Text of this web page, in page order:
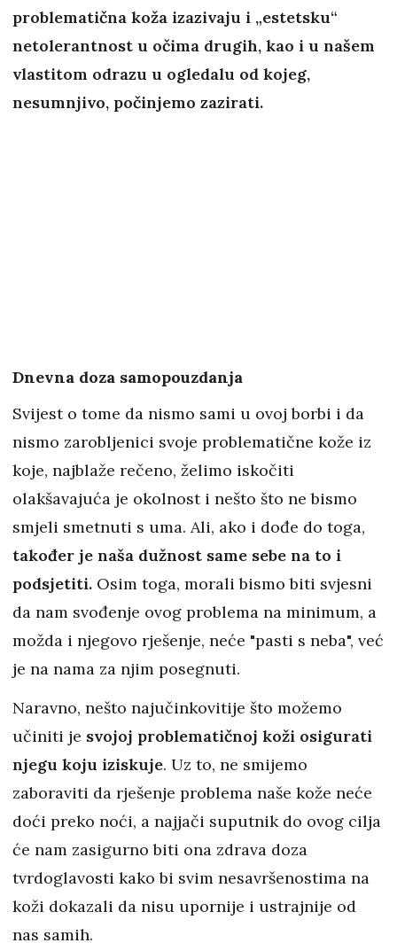
problematična koža izazivaju i „estetsku“
netolerantnost u očima drugih, kao i u našem
vlastitom odrazu u ogledalu od kojeg,
nesumnjivo, počinjemo zazirati.
Dnevna doza samopouzdanja
Svijest o tome da nismo sami u ovoj borbi i da
nismo zarobljenici svoje problematične kože iz
koje, najblaže rečeno, želimo iskočiti
olakšavajuća je okolnost i nešto što ne bismo
smjeli smetnuti s uma. Ali, ako i dođe do toga,
također je naša dužnost same sebe na to i
podsjetiti. Osim toga, morali bismo biti svjesni
da nam svođenje ovog problema na minimum, a
možda i njegovo rješenje, neće "pasti s neba", već
je na nama za njim posegnuti.
Naravno, nešto najučinkovitije što možemo
učiniti je svojoj problematičnoj koži osigurati
njegu koju iziskuje. Uz to, ne smijemo
zaboraviti da rješenje problema naše kože neće
doći preko noći, a najjači suputnik do ovog cilja
će nam zasigurno biti ona zdrava doza
tvrdoglavosti kako bi svim nesavršenostima na
koži dokazali da nisu upornije i ustrajnije od
nas samih.